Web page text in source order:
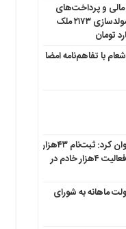
مالی و پرداخت‌های
عمومی در شرایط جنگی/ مولدسازی ۲۱۷۳ ملک
با تفاهم‌نامه امضا
دبیر ستاد اربعین استان عنوان کرد: ثبت‌نام ۴۳هزار
لرستانی در سامانه سماح/ فعالیت ۴هزار خادم در
ماهانه به شورای